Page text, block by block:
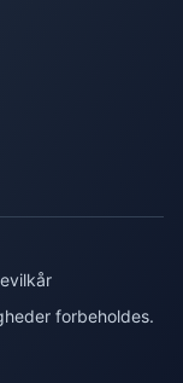
forbeholdes.